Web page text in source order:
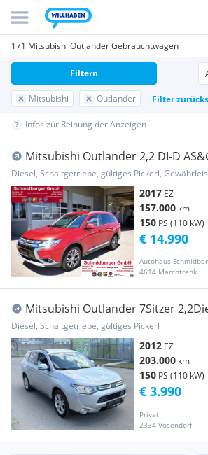
171 Mitsubishi Outlander Gebrauchtwagen
Mitsubishi Outlander Filter
Filtern
Infos zur Reihung der Anzeigen
Mitsubishi Outlander 2,2 DI-D
AHK/7Sitze/Kamera
Diesel, Schaltgetriebe, gültiges Pickerl,
2017 EZ
157.000 km
150 PS (110 kW)
Autohaus
4614 Marchtrenk
€ 14.990
Mitsubishi Outlander 7Sitzer
4x4
Diesel, Schaltgetriebe, gültiges Pickerl
2012 EZ
203.000 km
150 PS (110 kW)
Privat
2334 Vösendorf
€ 3.990